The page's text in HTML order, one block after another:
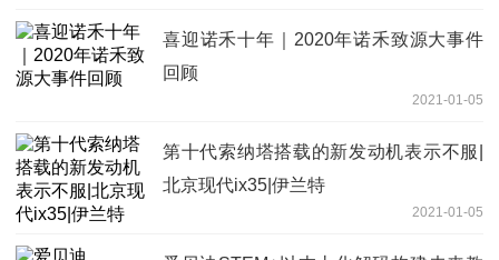
喜迎诺禾十年｜2020年诺禾致源大事件
回顾
2021-01-05
第十代索纳塔搭载的新发动机表示不服|
北京现代ix35|伊兰特
2021-01-05